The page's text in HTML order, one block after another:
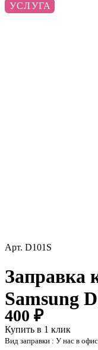
УСЛУГА
Арт. D101S
Заправка
Samsung
400 ₽
Купить в 1 клик
Вид заправки : У нас в